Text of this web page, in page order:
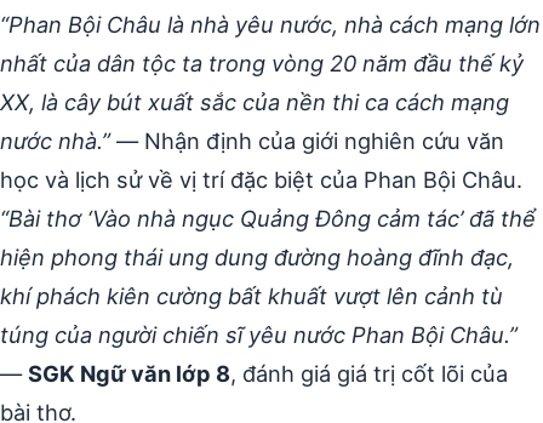
“Phan Bội Châu là nhà yêu nước, nhà cách mạng lớn
nhất của dân tộc ta trong vòng 20 năm đầu thế kỷ
XX, là cây bút xuất sắc của nền thi ca cách mạng
nước nhà.”— Nhận định của giới nghiên cứu văn
học và lịch sử về vị trí đặc biệt của Phan Bội Châu.
“Bài thơ ‘Vào nhà ngục Quảng Đông cảm tác’ đã thể
hiện phong thái ung dung đường hoàng đĩnh đạc,
khí phách kiên cường bất khuất vượt lên cảnh tù
túng của người chiến sĩ yêu nước Phan Bội Châu.”
—SGK Ngữ văn lớp 8, đánh giá giá trị cốt lõi của
bài thơ.